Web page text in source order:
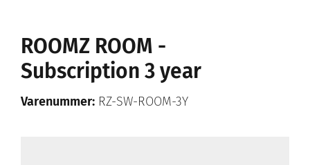
ROOMZ ROOM -
Subscription 3 year
Varenummer: RZ-SW-ROOM-3Y